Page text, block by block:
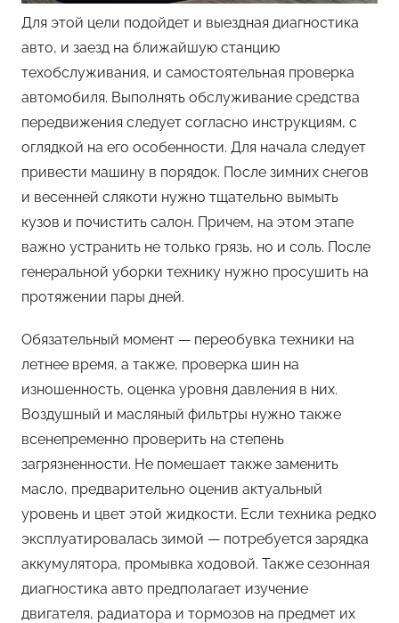
Для этой цели подойдет и выездная диагностика
авто, и заезд на ближайшую станцию
техобслуживания, и самостоятельная проверка
автомобиля. Выполнять обслуживание средства
передвижения следует согласно инструкциям, с
оглядкой на его особенности. Для начала следует
привести машину в порядок. После зимних снегов
и весенней слякоти нужно тщательно вымыть
кузов и почистить салон. Причем, на этом этапе
важно устранить не только грязь, но и соль. После
генеральной уборки технику нужно просушить на
протяжении пары дней.
Обязательный момент — переобувка техники на
летнее время, а также, проверка шин на
изношенность, оценка уровня давления в них.
Воздушный и масляный фильтры нужно также
всенепременно проверить на степень
загрязненности. Не помешает также заменить
масло, предварительно оценив актуальный
уровень и цвет этой жидкости. Если техника редко
эксплуатировалась зимой — потребуется зарядка
аккумулятора, промывка ходовой. Также сезонная
диагностика авто предполагает изучение
двигателя, радиатора и тормозов на предмет их